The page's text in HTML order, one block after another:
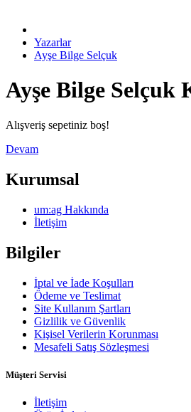
Yazarlar
Ayşe Bilge Selçuk
Ayşe Bilge Selçuk
Alışveriş sepetiniz boş!
Devam
Kurumsal
um:ag Hakkında
İletişim
Bilgiler
İptal ve İade Koşulları
Ödeme ve Teslimat
Site Kullanım Şartları
Gizlilik ve Güvenlik
Kişisel Verilerin Korunması
Mesafeli Satış Sözleşmesi
Müşteri Servisi
İletişim